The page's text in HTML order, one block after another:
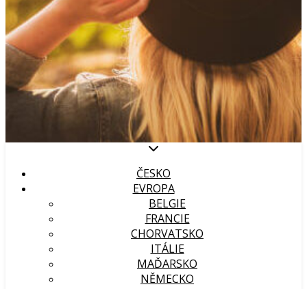
ČESKO
EVROPA
BELGIE
FRANCIE
CHORVATSKO
ITÁLIE
MAĎARSKO
NĚMECKO